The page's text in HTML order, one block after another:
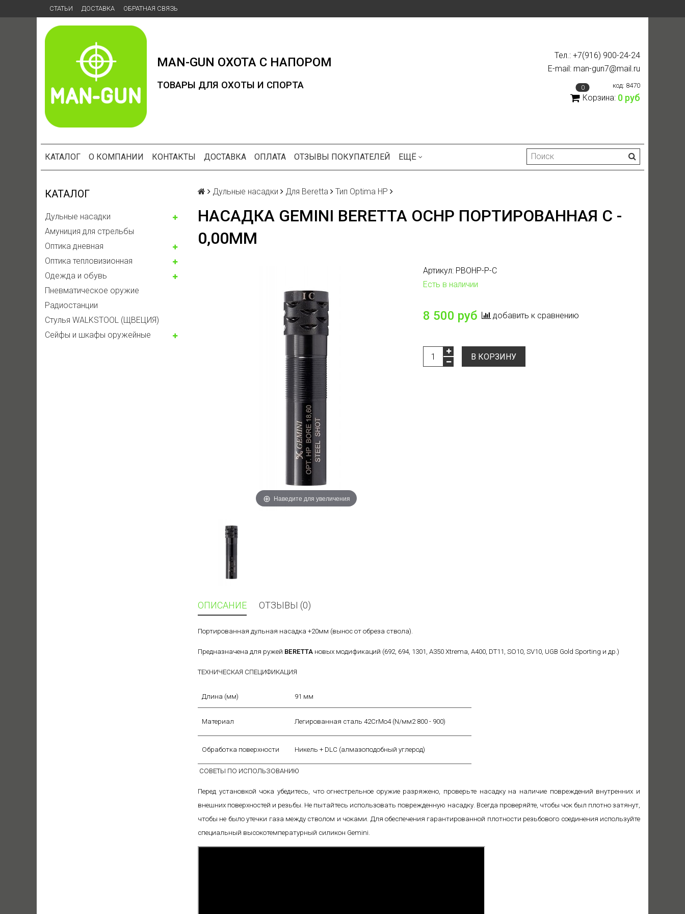
СТАТЬИ ДОСТАВКА ОБРАТНАЯ СВЯЗЬ
MAN-GUN ОХОТА С НАПОРОМ
ТОВАРЫ ДЛЯ ОХОТЫ И СПОРТА
Тел.: +7(916) 900-24-24
E-mail: man-gun7@mail.ru
код: 8470
0
Корзина: 0 руб
КАТАЛОГ О КОМПАНИИ КОНТАКТЫ ДОСТАВКА ОПЛАТА ОТЗЫВЫ ПОКУПАТЕЛЕЙ ЕЩЁ
КАТАЛОГ
Дульные насадки
Амуниция для стрельбы
Оптика дневная
Оптика тепловизионная
Одежда и обувь
Пневматическое оружие
Радиостанции
Стулья WALKSTOOL (ЩВЕЦИЯ)
Сейфы и шкафы оружейные
Дульные насадки Для Beretta Тип Optima HP
НАСАДКА GEMINI BERETTA OCHP ПОРТИРОВАННАЯ C -
0,00ММ
Наведите для увеличения
Артикул: PBOHP-P-C
Есть в наличии
8 500 руб добавить к сравнению
В КОРЗИНУ
ОПИСАНИЕ ОТЗЫВЫ (0)
Портированная дульная насадка +20мм (вынос от обреза ствола).
Предназначена для ружей BERETTA новых модификаций (692, 694, 1301, A350 Xtrema, A400, DT11, SO10, SV10, UGB Gold Sporting и др.)
ТЕХНИЧЕСКАЯ СПЕЦИФИКАЦИЯ
Длина (мм) 91 мм
Материал Легированная сталь 42CrMo4 (N/мм2 800 - 900)
Обработка поверхности Никель + DLC (алмазоподобный углерод)
СОВЕТЫ ПО ИСПОЛЬЗОВАНИЮ
Перед установкой чока убедитесь, что огнестрельное оружие разряжено, проверьте насадку на наличие повреждений внутренних и
внешних поверхностей и резьбы. Не пытайтесь использовать поврежденную насадку. Всегда проверяйте, чтобы чок был плотно затянут,
чтобы не было утечки газа между стволом и чоками. Для обеспечения гарантированной плотности резьбового соединения используйте
специальный высокотемпературный силикон Gemini.